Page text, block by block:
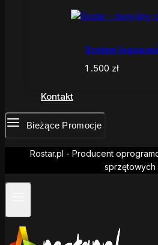
System
1 .500 zł
Kontakt
Bieżące Promocje
Rostar.pl - Producent
sprzętowych